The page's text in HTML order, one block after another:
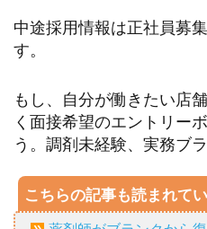
中途採用情報は正社員募
す。
もし、自分が働きたい店
く面接希望のエントリー
う。調剤未経験、実務ブ
こちらの記事も読まれて